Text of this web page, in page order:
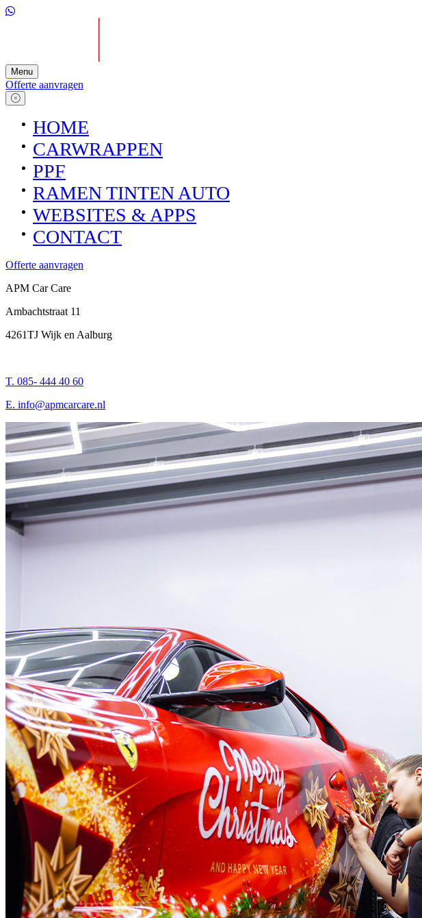
Menu
Offerte aanvragen
HOME
CARWRAPPEN
PPF
RAMEN TINTEN AUTO
WEBSITES & APPS
CONTACT
Offerte aanvragen
APM Car Care
Ambachtstraat 11
4261TJ Wijk en Aalburg
T. 085- 444 40 60
E. info@apmcarcare.nl